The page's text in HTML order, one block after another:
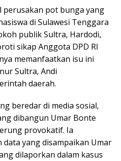
perusakan pot bunga yang
di Sulawesi Tenggara
publik Sultra, Hardodi,
sikap Anggota DPD RI
memanfaatkan isu ini
Sultra, Andi
daerah.
beredar di media sosial,
dibangun Umar Bonte
provokatif. Ia
yang disampaikan Umar
dilaporkan dalam kasus